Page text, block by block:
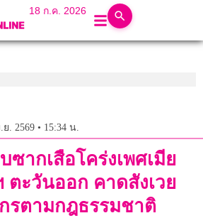
18 ก.ค. 2026
ย. 2569 • 15:34 น.
ากเสือโคร่งเพศเมีย
ตะวันออก คาดสังเวย
รตามกฎธรรมชาติ